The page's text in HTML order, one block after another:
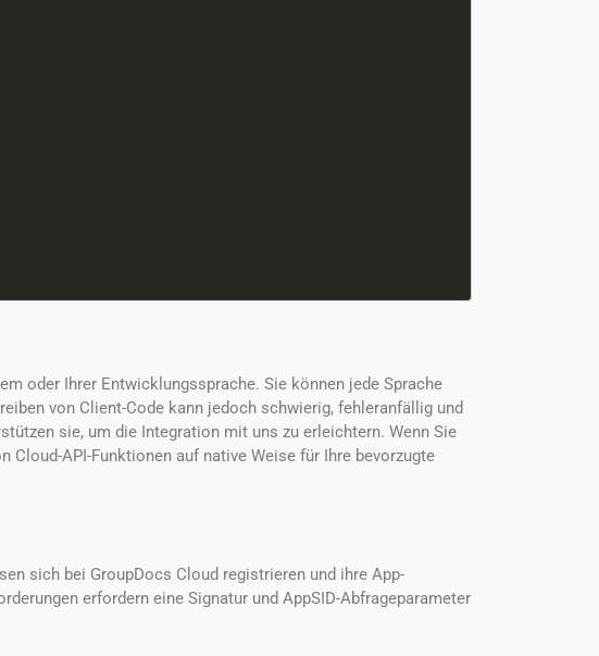
oder Ihrer Entwicklungssprache. Sie können jede Sprache
von Client-Code kann jedoch schwierig, fehleranfällig und
sie, um die Integration mit uns zu erleichtern. Wenn Sie
Cloud-API-Funktionen auf native Weise für Ihre bevorzugte
sich bei GroupDocs Cloud registrieren und ihre App-
erfordern eine Signatur und AppSID-Abfrageparameter